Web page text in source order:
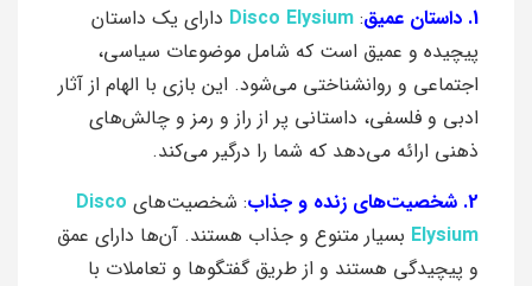
1. داستان عمیق :
Disco Elysium دارای یک داستان
پیچیده و عمیق است که شامل موضوعات سیاسی،
اجتماعی و روانشناختی می‌شود. این بازی با الهام از آثار
ادبی و فلسفی، داستانی پر از راز و رمز و چالش‌های
ذهنی ارائه می‌دهد که شما را درگیر می‌کند.
2. شخصیت‌های زنده و جذاب
: شخصیت‌های Disco
Elysium بسیار متنوع و جذاب هستند. آن‌ها دارای عمق
و پیچیدگی هستند و از طریق گفتگوها و تعاملات با